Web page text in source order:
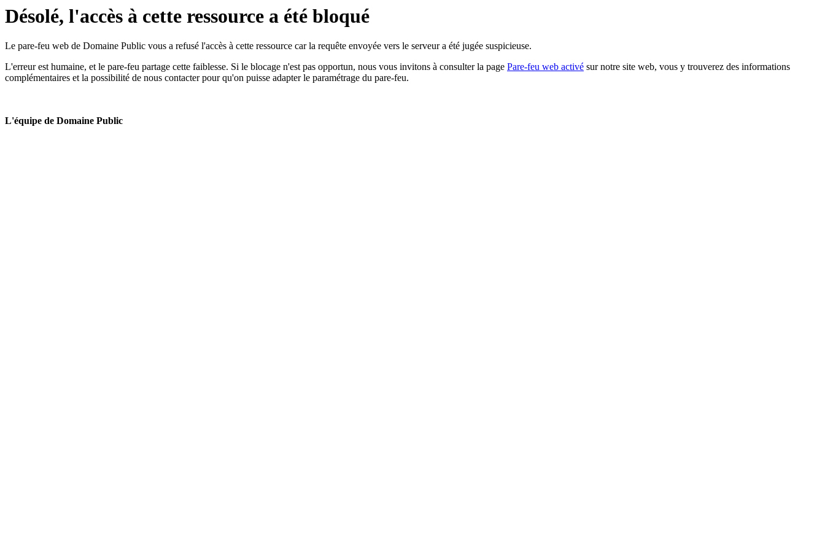
Désolé, l'accès à cette ressource a été bloqué
Le pare-feu web de Domaine Public vous a refusé l'accès à cette ressource car la requête envoyée vers le serveur a été jugée suspicieuse.
L'erreur est humaine, et le pare-feu partage cette faiblesse. Si le blocage n'est pas opportun, nous vous invitons à consulter la page Pare-feu web activé sur notre site web, vous y trouverez des informations
complémentaires et la possibilité de nous contacter pour qu'on puisse adapter le paramétrage du pare-feu.
L'équipe de Domaine Public